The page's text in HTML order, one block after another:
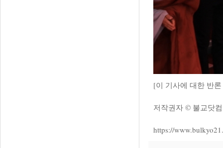
​[이 기사에 대한 반
저작권자 © 불교닷
https://